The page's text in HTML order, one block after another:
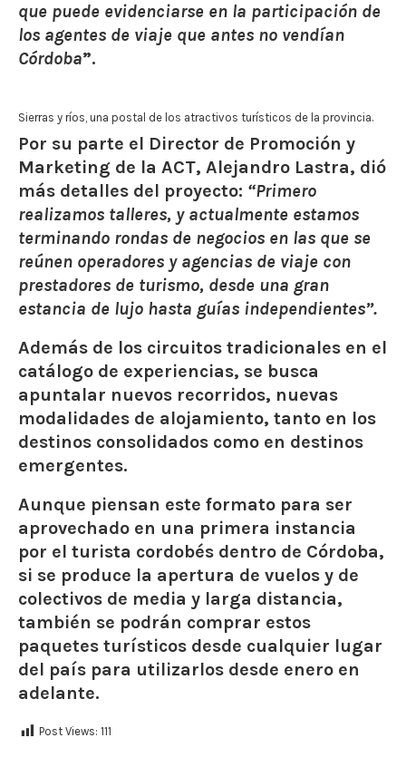
que puede evidenciarse en la participación de
los agentes de viaje que antes no vendían
Córdoba”.
Sierras y ríos, una postal de los atractivos turísticos de la provincia.
Por su parte el Director de Promoción y
Marketing de la ACT, Alejandro Lastra, dió
más detalles del proyecto: “Primero
realizamos talleres, y actualmente estamos
terminando rondas de negocios en las que se
reúnen operadores y agencias de viaje con
prestadores de turismo, desde una gran
estancia de lujo hasta guías independientes”.
Además de los circuitos tradicionales en el
catálogo de experiencias, se busca
apuntalar nuevos recorridos, nuevas
modalidades de alojamiento, tanto en los
destinos consolidados como en destinos
emergentes.
Aunque piensan este formato para ser
aprovechado en una primera instancia
por el turista cordobés dentro de Córdoba,
si se produce la apertura de vuelos y de
colectivos de media y larga distancia,
también se podrán comprar estos
paquetes turísticos desde cualquier lugar
del país para utilizarlos desde enero en
adelante.
Post Views: 111